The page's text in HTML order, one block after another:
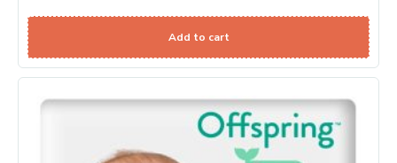
Add to cart